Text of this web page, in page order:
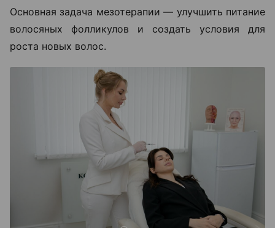
Основная задача мезотерапии — улучшить питание
волосяных фолликулов и создать условия для
роста новых волос.